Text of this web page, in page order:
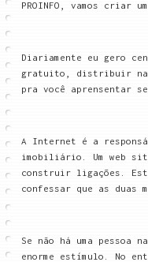
PROINFO, vamos criar
Diariamente eu gero
gratuito, distribuir na
pra você aprensentar
A Internet é a
imobiliário. Um web
construir ligações.
confessar que as duas
Se não há uma pessoa
enorme estímulo. No